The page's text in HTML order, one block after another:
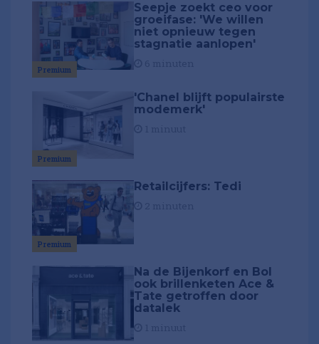
Premium
Seepje zoekt ceo voor
groeifase: 'We willen
niet opnieuw tegen
stagnatie aanlopen'
Premium
'Chanel blijft populairste
modemerk'
Premium
Retailcijfers: Tedi
Na de Bijenkorf en Bol
ook brillenketen Ace &
Tate getroffen door
datalek